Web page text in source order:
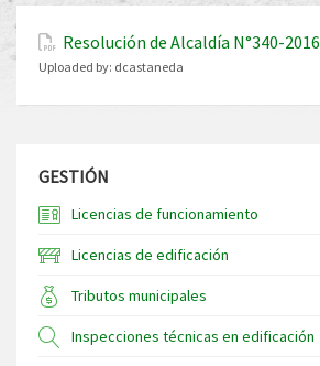
Resolución de Alcaldía N°340-2016
Uploaded by: dcastaneda
GESTIÓN
Licencias de funcionamiento
Licencias de edificación
Tributos municipales
Inspecciones técnicas en edificación